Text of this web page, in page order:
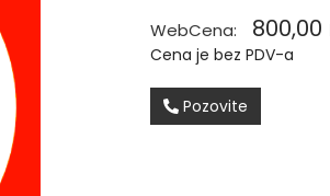
WebCena: 800,00
Cena je bez PDV-a
Pozovite